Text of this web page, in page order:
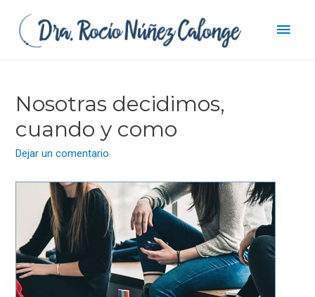
Nosotras decidimos,
cuando y como
Dejar un comentario